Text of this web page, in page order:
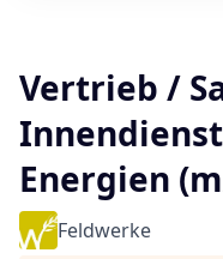
Vertrieb /
Energien
Feldwerke